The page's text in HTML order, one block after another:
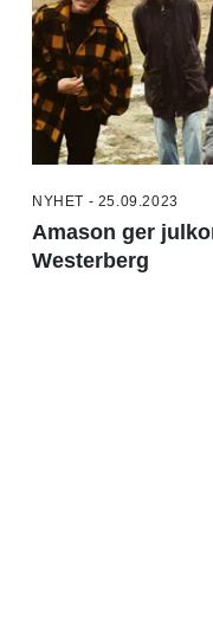
NYHET - 25.09.2023
Amason ger
Westerberg